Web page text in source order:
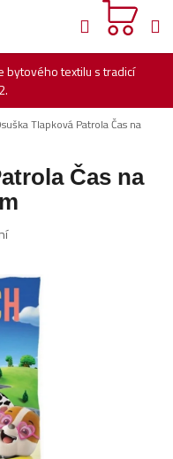
bytového textilu s tradicí
Hledat
Tlapková Patrola Čas na
Čas na